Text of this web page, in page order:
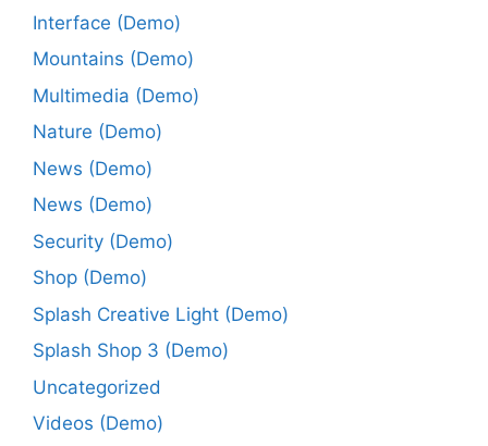
Interface (Demo)
Mountains (Demo)
Multimedia (Demo)
Nature (Demo)
News (Demo)
News (Demo)
Security (Demo)
Shop (Demo)
Splash Creative Light (Demo)
Splash Shop 3 (Demo)
Uncategorized
Videos (Demo)